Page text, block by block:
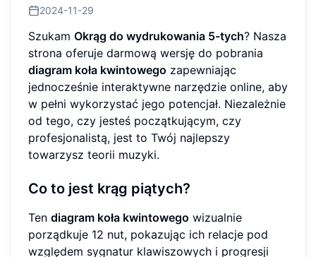
2024-11-29
Szukam Okrąg do wydrukowania 5-tych? Nasza
strona oferuje darmową wersję do pobrania
diagram koła kwintowego zapewniając
jednocześnie interaktywne narzędzie online, aby
w pełni wykorzystać jego potencjał. Niezależnie
od tego, czy jesteś początkującym, czy
profesjonalistą, jest to Twój najlepszy
towarzysz teorii muzyki.
Co to jest krąg piątych?
Ten diagram koła kwintowego wizualnie
porządkuje 12 nut, pokazując ich relacje pod
względem sygnatur klawiszowych i progresji